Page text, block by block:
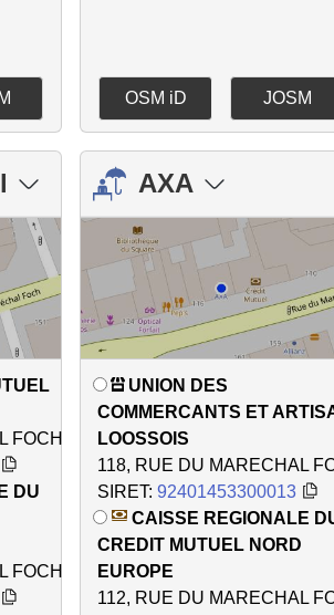
OSM iD JOSM
FOCH
DU
FOCH
AXA
UNION DES
COMMERCANTS ET
LOOSSOIS
118, RUE DU MARECHAL
SIRET: 92401453300013
CAISSE REGIONALE
CREDIT MUTUEL NORD
EUROPE
112, RUE DU MARECHAL